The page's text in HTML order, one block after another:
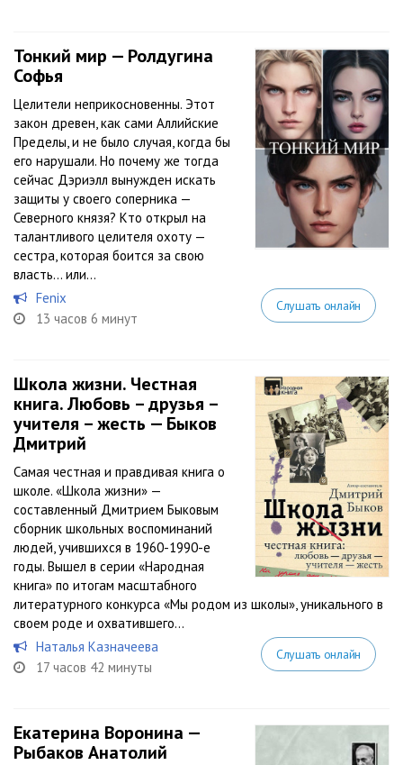
Тонкий мир — Ролдугина
Софья
Целители неприкосновенны. Этот
закон древен, как сами Аллийские
Пределы, и не было случая, когда бы
его нарушали. Но почему же тогда
сейчас Дэриэлл вынужден искать
защиты у своего соперника —
Северного князя? Кто открыл на
талантливого целителя охоту —
сестра, которая боится за свою
власть… или...
Fenix
13 часов 6 минут
Слушать онлайн
Школа жизни. Честная
книга. Любовь – друзья –
учителя – жесть — Быков
Дмитрий
Самая честная и правдивая книга о
школе. «Школа жизни» —
составленный Дмитрием Быковым
сборник школьных воспоминаний
людей, учившихся в 1960-1990-е
годы. Вышел в серии «Народная
книга» по итогам масштабного
литературного конкурса «Мы родом из школы», уникального в
своем роде и охватившего...
Наталья Казначеева
17 часов 42 минуты
Слушать онлайн
Екатерина Воронина —
Рыбаков Анатолий